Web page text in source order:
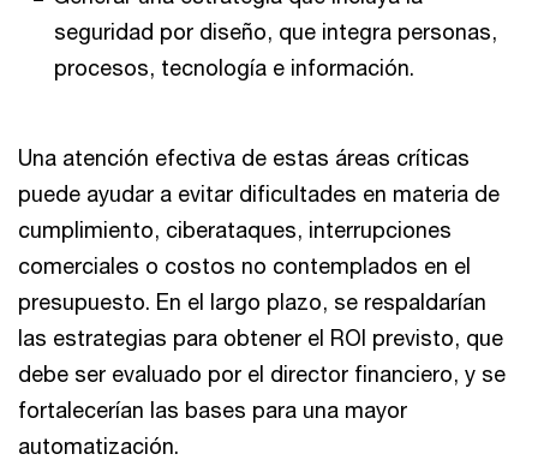
seguridad por diseño, que integra personas,
procesos, tecnología e información.
Una atención efectiva de estas áreas críticas
puede ayudar a evitar dificultades en materia de
cumplimiento, ciberataques, interrupciones
comerciales o costos no contemplados en el
presupuesto. En el largo plazo, se respaldarían
las estrategias para obtener el ROI previsto, que
debe ser evaluado por el director financiero, y se
fortalecerían las bases para una mayor
automatización.